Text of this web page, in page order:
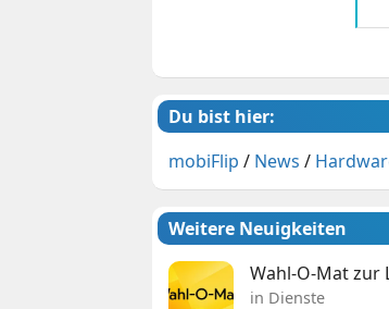
Du bist hier:
mobiFlip / News /
Weitere Neuigkeiten
Wahl-O-Mat zur
in Dienste